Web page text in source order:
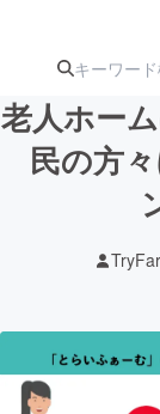
注目の
テ
老人ホー
民の方